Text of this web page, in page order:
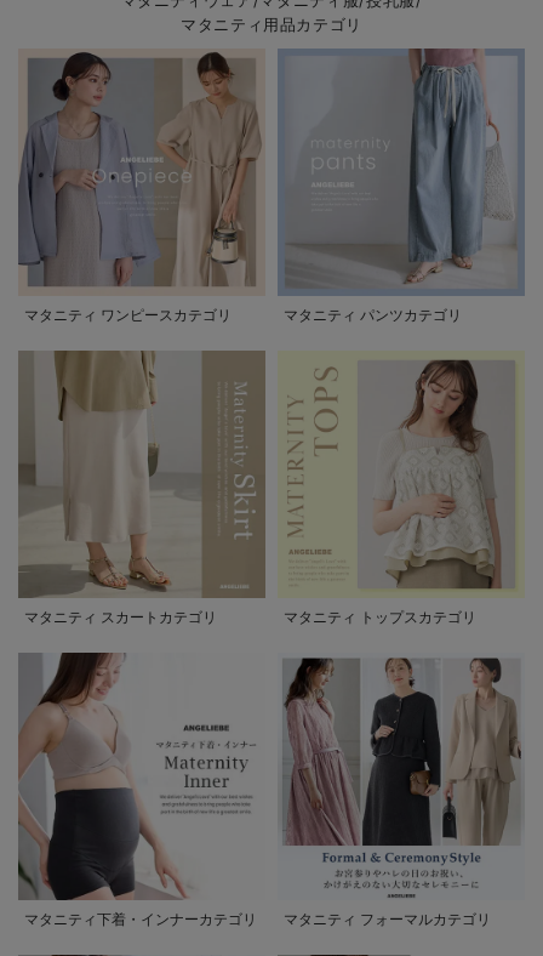
マタニティ用品カテゴリ
マタニティ ワンピースカテゴリ マタニティ パンツカテゴリ
マタニティ スカートカテゴリ マタニティ トップスカテゴリ
マタニティ下着・インナーカテゴリ マタニティ フォーマルカテゴリ